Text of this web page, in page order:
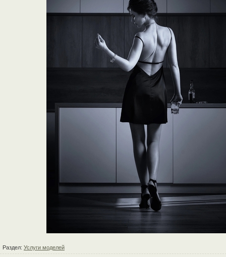
Раздел: Услуги моделей